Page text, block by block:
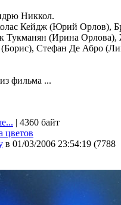
Никкол.
Кейдж (Юрий Орлов),
Тукманян (Ирина
(Борис), Стефан Де Абро
фильма ...
| 4360 байт
цветов
в 01/03/2006 23:54:19 (7788